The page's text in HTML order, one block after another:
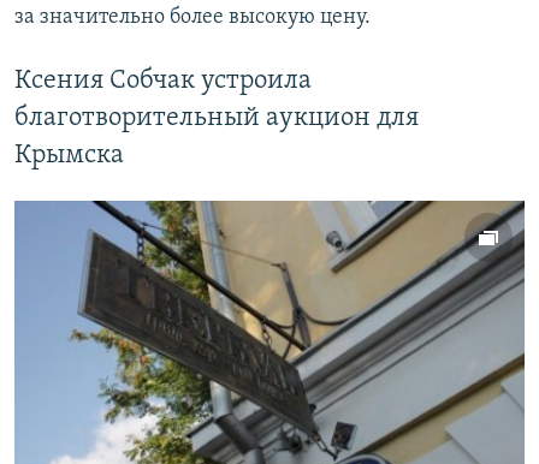
за значительно более высокую цену.
Ксения Собчак устроила
благотворительный аукцион для
Крымска